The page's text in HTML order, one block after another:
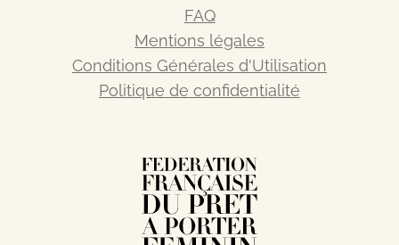
FAQ
Mentions légales
Conditions Générales d'Utilisation
Politique de confidentialité